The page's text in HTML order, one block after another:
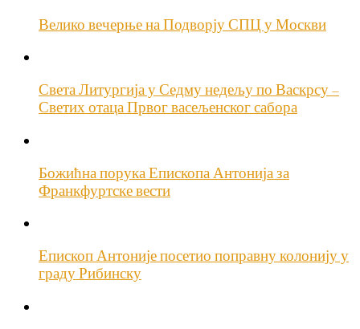
Велико вечерње на Подворју СПЦ у Москви
Света Литургија у Седму недељу по Васкрсу –
Светих отаца Првог васељенског сабора
Божићна порука Епископа Антонија за
Франкфуртске вести
Епископ Антоније посетио поправну колонију у
граду Рибинску